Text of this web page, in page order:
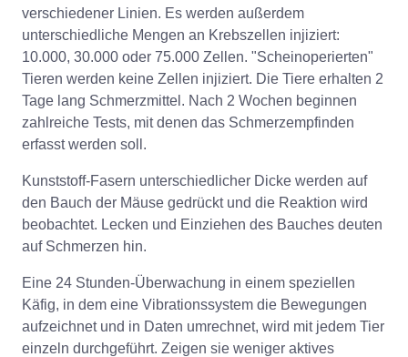
verschiedener Linien. Es werden außerdem
unterschiedliche Mengen an Krebszellen injiziert:
10.000, 30.000 oder 75.000 Zellen. "Scheinoperierten"
Tieren werden keine Zellen injiziert. Die Tiere erhalten 2
Tage lang Schmerzmittel. Nach 2 Wochen beginnen
zahlreiche Tests, mit denen das Schmerzempfinden
erfasst werden soll.
Kunststoff-Fasern unterschiedlicher Dicke werden auf
den Bauch der Mäuse gedrückt und die Reaktion wird
beobachtet. Lecken und Einziehen des Bauches deuten
auf Schmerzen hin.
Eine 24 Stunden-Überwachung in einem speziellen
Käfig, in dem eine Vibrationssystem die Bewegungen
aufzeichnet und in Daten umrechnet, wird mit jedem Tier
einzeln durchgeführt. Zeigen sie weniger aktives